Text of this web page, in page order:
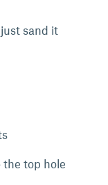
sand it
the top hole